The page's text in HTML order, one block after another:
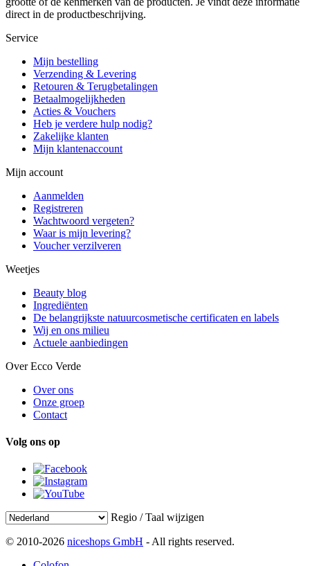
direct in de productbeschrijving.
Service
Mijn bestelling
Verzending & Levering
Retouren & Terugbetalingen
Betaalmogelijkheden
Acties & Vouchers
Heb je verdere hulp nodig?
Zakelijke klanten
Mijn klantenaccount
Mijn account
Aanmelden
Registreren
Wachtwoord vergeten?
Waar is mijn levering?
Voucher verzilveren
Weetjes
Beauty blog
Ingrediënten
De belangrijkste natuurcosmetische certificaten en labels
Wij en ons milieu
Actuele aanbiedingen
Over Ecco Verde
Over ons
Onze groep
Contact
Volg ons op
Regio / Taal wijzigen
© 2010-2026 niceshops GmbH - All rights reserved.